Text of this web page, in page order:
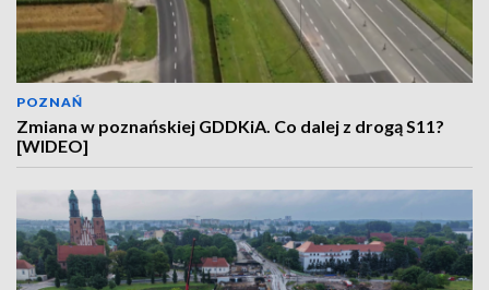
POZNAŃ
Zmiana w poznańskiej GDDKiA. Co dalej z drogą S11?
[WIDEO]